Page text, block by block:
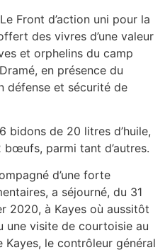
Le Front d’action uni pour la
des vivres d’une valeur
et orphelins du camp
en présence du
défense et sécurité de
bidons de 20 litres d’huile,
parmi tant d’autres.
d’une forte
a séjourné, du 31
2020, à Kayes où aussitôt
une visite de courtoisie au
Kayes, le contrôleur général